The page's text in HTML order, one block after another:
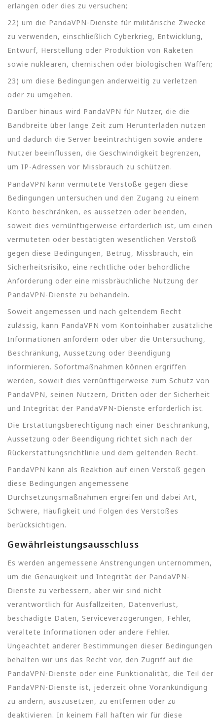
erlangen oder dies zu versuchen;
22) um die PandaVPN-Dienste für militärische Zwecke
zu verwenden, einschließlich Cyberkrieg, Entwicklung,
Entwurf, Herstellung oder Produktion von Raketen
sowie nuklearen, chemischen oder biologischen Waffen;
23) um diese Bedingungen anderweitig zu verletzen
oder zu umgehen.
Darüber hinaus wird PandaVPN für Nutzer, die die
Bandbreite über lange Zeit zum Herunterladen nutzen
und dadurch die Server beeinträchtigen sowie andere
Nutzer beeinflussen, die Geschwindigkeit begrenzen,
um IP-Adressen vor Missbrauch zu schützen.
PandaVPN kann vermutete Verstöße gegen diese
Bedingungen untersuchen und den Zugang zu einem
Konto beschränken, es aussetzen oder beenden,
soweit dies vernünftigerweise erforderlich ist, um einen
vermuteten oder bestätigten wesentlichen Verstoß
gegen diese Bedingungen, Betrug, Missbrauch, ein
Sicherheitsrisiko, eine rechtliche oder behördliche
Anforderung oder eine missbräuchliche Nutzung der
PandaVPN-Dienste zu behandeln.
Soweit angemessen und nach geltendem Recht
zulässig, kann PandaVPN vom Kontoinhaber zusätzliche
Informationen anfordern oder über die Untersuchung,
Beschränkung, Aussetzung oder Beendigung
informieren. Sofortmaßnahmen können ergriffen
werden, soweit dies vernünftigerweise zum Schutz von
PandaVPN, seinen Nutzern, Dritten oder der Sicherheit
und Integrität der PandaVPN-Dienste erforderlich ist.
Die Erstattungsberechtigung nach einer Beschränkung,
Aussetzung oder Beendigung richtet sich nach der
Rückerstattungsrichtlinie und dem geltenden Recht.
PandaVPN kann als Reaktion auf einen Verstoß gegen
diese Bedingungen angemessene
Durchsetzungsmaßnahmen ergreifen und dabei Art,
Schwere, Häufigkeit und Folgen des Verstoßes
berücksichtigen.
Gewährleistungsausschluss
Es werden angemessene Anstrengungen unternommen,
um die Genauigkeit und Integrität der PandaVPN-
Dienste zu verbessern, aber wir sind nicht
verantwortlich für Ausfallzeiten, Datenverlust,
beschädigte Daten, Serviceverzögerungen, Fehler,
veraltete Informationen oder andere Fehler.
Ungeachtet anderer Bestimmungen dieser Bedingungen
behalten wir uns das Recht vor, den Zugriff auf die
PandaVPN-Dienste oder eine Funktionalität, die Teil der
PandaVPN-Dienste ist, jederzeit ohne Vorankündigung
zu ändern, auszusetzen, zu entfernen oder zu
deaktivieren. In keinem Fall haften wir für diese